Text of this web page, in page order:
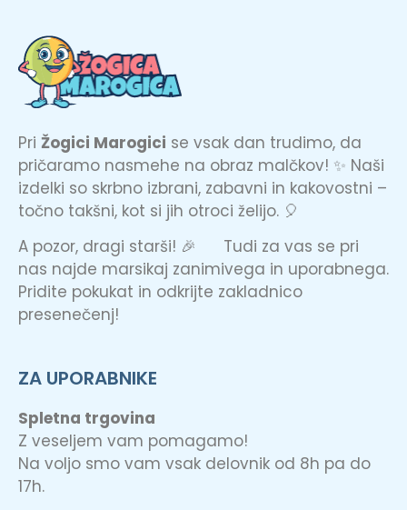
Pri Žogici Marogici se vsak dan trudimo, da
pričaramo nasmehe na obraz malčkov! ✨ Naši
izdelki so skrbno izbrani, zabavni in kakovostni –
točno takšni, kot si jih otroci želijo. 🎈
A pozor, dragi starši! 🎉 Tudi za vas se pri
nas najde marsikaj zanimivega in uporabnega.
Pridite pokukat in odkrijte zakladnico
presenečenj!
ZA UPORABNIKE
Spletna trgovina
Z veseljem vam pomagamo!
Na voljo smo vam vsak delovnik od 8h pa do
17h.